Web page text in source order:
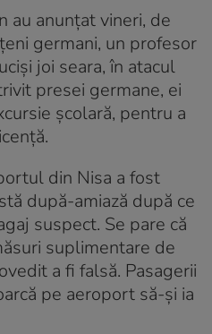
au anunțat vineri, de
germani, un profesor
joi seara, în atacul
presei germane, ei
școlară, pentru a
din Nisa a fost
după-amiază după ce
suspect. Se pare că
suplimentare de
a fi falsă. Pasagerii
pe aeroport să-și ia